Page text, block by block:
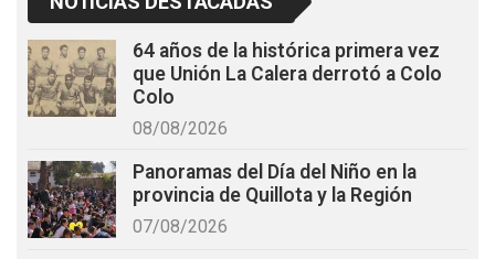
64 años de la histórica primera vez
que Unión La Calera derrotó a Colo
Colo
08/08/2026
Panoramas del Día del Niño en la
provincia de Quillota y la Región
07/08/2026